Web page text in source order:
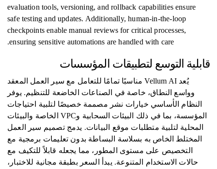
evaluation tools, versioning, and rollback capabilities ensure
safe testing and updates. Additionally, human-in-the-loop
checkpoints enable manual reviews for critical processes,
ensuring sensitive automations are handled with care.
قابلية التوسع لتطبيقات المؤسسات
يُعد Vellum AI مناسبًا تمامًا للتعامل مع سير العمل المعقد
وواسع النطاق، خاصة في الصناعات الخاضعة للتنظيم. يوفر
النظام الأساسي خيارات نشر مصممة خصيصًا لتلبية احتياجات
المؤسسة، بما في ذلك البيئات السحابية وVPC الخاصة والبيئات
المحلية لتلبية متطلبات موقع البيانات. يدمج تصميم سير العمل
المختلط الخاص به بسلاسة البساطة بدون تعليمات برمجية مع
التخصيص على مستوى المطور، مما يجعله قابلاً للتكيف مع
حالات الاستخدام المتنوعة. يبدأ السعر بطبقة مجانية للاختبار،